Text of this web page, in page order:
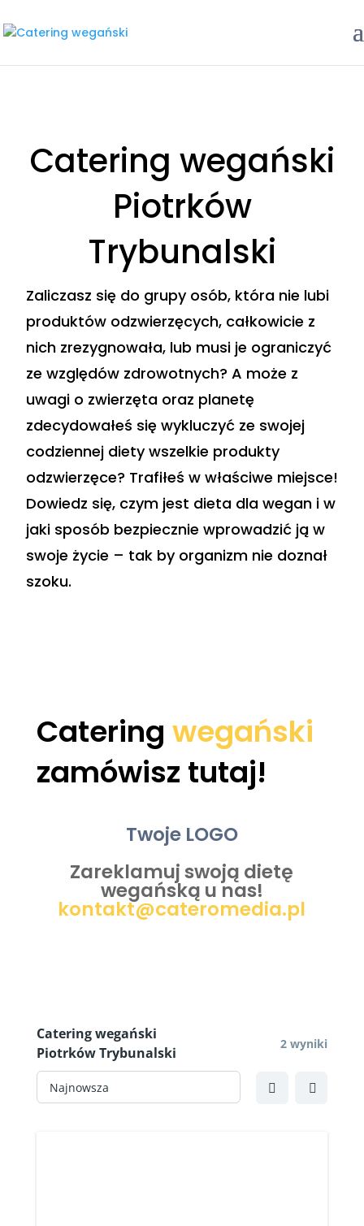
Catering wegański
Piotrków
Trybunalski
Zaliczasz się do grupy osób, która nie lubi
produktów odzwierzęcych, całkowicie z
nich zrezygnowała, lub musi je ograniczyć
ze względów zdrowotnych? A może z
uwagi o zwierzęta oraz planetę
zdecydowałeś się wykluczyć ze swojej
codziennej diety wszelkie produkty
odzwierzęce? Trafiłeś w właściwe miejsce!
Dowiedz się, czym jest dieta dla wegan i w
jaki sposób bezpiecznie wprowadzić ją w
swoje życie – tak by organizm nie doznał
szoku.
Catering wegański
zamówisz tutaj!
Twoje LOGO
Zareklamuj swoją dietę
wegańską u nas!
kontakt@cateromedia.pl
Catering wegański
Piotrków Trybunalski
2 wyniki